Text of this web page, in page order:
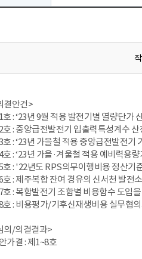
결안건>
호 : ‘23년 9월 적용 발전기별 열량단가
호 : 중앙급전발전기 입출력특성계수
호 : ‘23년 가을철 적용 중앙급전발전기
호 : ‘23년 가을·겨울철 적용 예비력용
호 : '22년도 RPS의무이행비용 정산기
호 : 제주복합 잔여 경유의 신서천 발전
호 : 복합발전기 조합별 비용함수 도입
호 : 비용평가/기후신재생비용 실무협
의/의결결과>
가결 : 제1~8호